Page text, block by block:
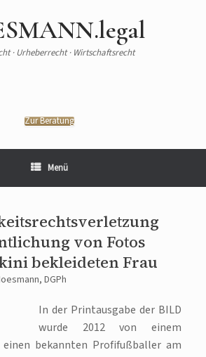
· Urheberrecht · Wirtschaftsrecht
Zur Beratung
Menü
von Fotos
bekleideten Frau
DGPh
In der Printausgabe der BILD
wurde 2012 von einem
einen bekannten Profifußballer am